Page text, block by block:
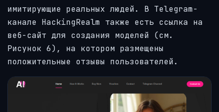
имитирующие реальных людей. В Telegram-
канале HackingRealm также есть ссылка на
веб-сайт для создания моделей (см.
Рисунок 6), на котором размещены
положительные отзывы пользователей.